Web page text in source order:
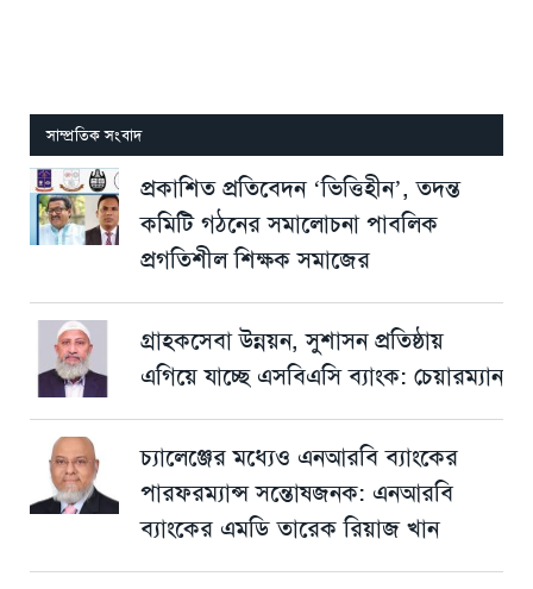
সাম্প্রতিক সংবাদ
প্রকাশিত প্রতিবেদন ‘ভিত্তিহীন’, তদন্ত
কমিটি গঠনের সমালোচনা পাবলিক
প্রগতিশীল শিক্ষক সমাজের
গ্রাহকসেবা উন্নয়ন, সুশাসন প্রতিষ্ঠায়
এগিয়ে যাচ্ছে এসবিএসি ব্যাংক: চেয়ারম্যান
চ্যালেঞ্জের মধ্যেও এনআরবি ব্যাংকের
পারফরম্যান্স সন্তোষজনক: এনআরবি
ব্যাংকের এমডি তারেক রিয়াজ খান